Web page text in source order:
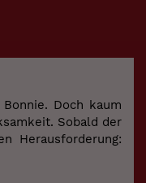
Doch kaum
Sobald der
Herausforderung: